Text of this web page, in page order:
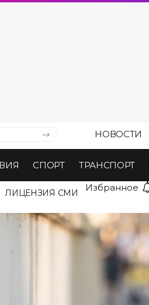
НОВОСТИ
СПОРТ ТРАНСПОРТ
ЛИЦЕНЗИЯ СМИ Избранное